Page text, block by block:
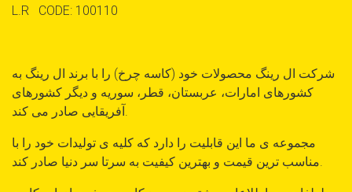
L.R CODE: 100110
شرکت ال رینگ محصولات خود (کاسه چرخ) را با برند ال رینگ به
کشورهای امارات، عربستان، قطر، سوریه و دیگر کشورهای
مجموعه ی ما این قابلیت را دارد که کلیه ی تولیدات خود را با